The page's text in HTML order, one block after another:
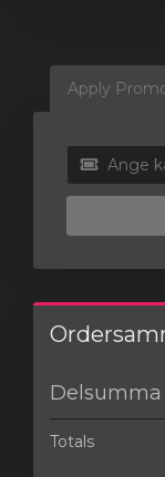
Apply
Delsumma
Totals